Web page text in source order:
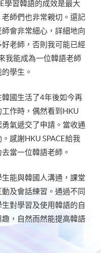
學習韓語的成效是最大
師們也非常親切。還記
會非常細心，詳細地向
老師，否則我可能已經
我能成為一位韓語老師
學生。
國生活了4年後如今再
作時，偶然看到HKU
氣遞交了申請。當收通
感謝HKU SPACE給我
當一位韓語老師。
能與韓國人溝通，課堂
及會話練習。通過不同
對學習及使用韓語的自
，自然而然能提高韓語